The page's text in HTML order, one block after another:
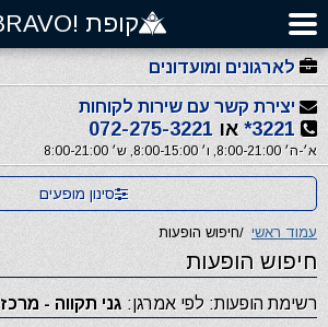
קופת !BRAVO
לארגונים ומועדונים
יצירת קשר עם שירות לקוחות
3221* או 072-275-3221
א׳-ה׳ 8:00-21:00, ו׳ 8:00-15:00, ש׳ 8:00-21:00
סינון מופעים
עמוד ראשי /חיפוש הופעות
חיפוש הופעות
רשימת הופעות: לפי אמרגן: גני תקווה -